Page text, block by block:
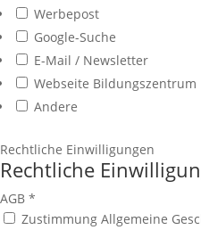
Werbepost
Google-Suche
E-Mail / Newsletter
Webseite Bildungszentrum
Andere
Rechtliche Einwilligungen
Rechtliche
AGB *
Zustimmung Allgemeine